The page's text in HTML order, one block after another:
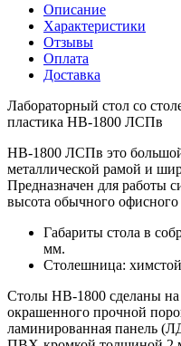
Описание
Характеристики
Отзывы
Оплата
Доставка
Лабораторный стол со
пластика НВ-1800 ЛСПв
НВ-1800 ЛСПв это
металлической рамой и
Предназначен для работы
высота обычного офисного
Габариты стола в
мм.
Столешница:
Столы НВ-1800 сделаны на
окрашенного прочной
ламинированная панель